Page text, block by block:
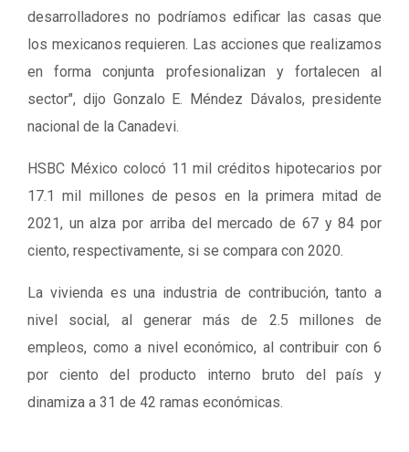
desarrolladores no podríamos edificar las casas que
los mexicanos requieren. Las acciones que realizamos
en forma conjunta profesionalizan y fortalecen al
sector", dijo Gonzalo E. Méndez Dávalos, presidente
nacional de la Canadevi.
HSBC México colocó 11 mil créditos hipotecarios por
17.1 mil millones de pesos en la primera mitad de
2021, un alza por arriba del mercado de 67 y 84 por
ciento, respectivamente, si se compara con 2020.
La vivienda es una industria de contribución, tanto a
nivel social, al generar más de 2.5 millones de
empleos, como a nivel económico, al contribuir con 6
por ciento del producto interno bruto del país y
dinamiza a 31 de 42 ramas económicas.